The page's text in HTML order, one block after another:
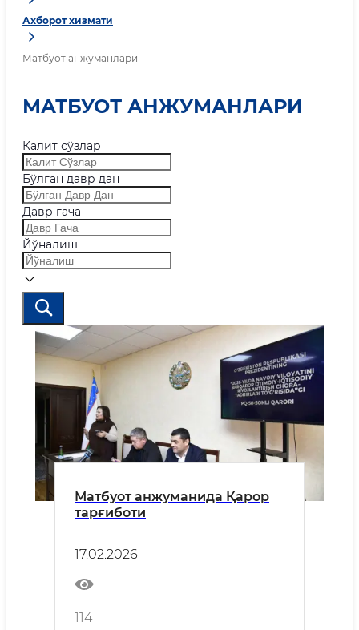
Ахборот хизмати
Матбуот анжуманлари
МАТБУОТ АНЖУМАНЛАРИ
Калит сўзлар
Бўлган давр дан
Давр гача
Йўналиш
Матбуот анжуманида Қарор
тарғиботи
17.02.2026
114